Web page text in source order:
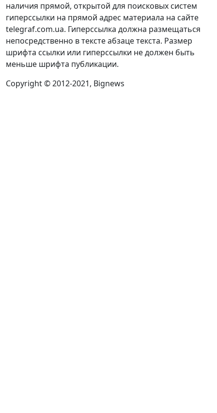
наличия прямой, открытой для поисковых систем
гиперссылки на прямой адрес материала на сайте
telegraf.com.ua. Гиперссылка должна размещаться
непосредственно в тексте абзаце текста. Размер
шрифта ссылки или гиперссылки не должен быть
меньше шрифта публикации.
Copyright © 2012-2021, Bignews